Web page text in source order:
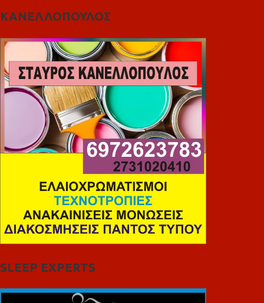
ΚΑΝΕΛΛΟΠΟΥΛΟΣ
SLEEP EXPERTS